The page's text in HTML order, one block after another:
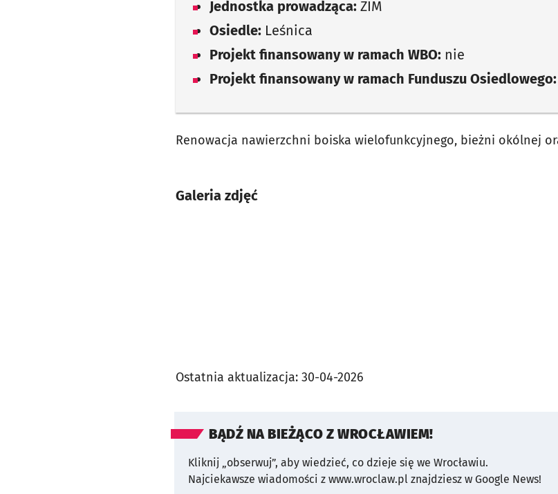
Jednostka prowadząca: ZIM
Osiedle: Leśnica
Projekt finansowany w ramach WBO: nie
Projekt finansowany w ramach Funduszu Osiedlowego:
Renowacja nawierzchni boiska wielofunkcyjnego, bieżni okólnej
Galeria zdjęć
Ostatnia aktualizacja: 30-04-2026
BĄDŹ NA BIEŻĄCO Z WROCŁAWIEM!
Kliknij „obserwuj”, aby wiedzieć, co dzieje się we Wrocławiu.
Najciekawsze wiadomości z www.wroclaw.pl znajdziesz w Google News!